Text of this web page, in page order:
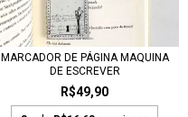
MARCADOR DE PÁGINA MAQUINA
DE ESCREVER
R$49,90